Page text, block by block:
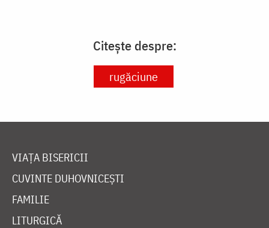
Citește despre:
rugăciune
VIAȚA BISERICII
CUVINTE DUHOVNICEȘTI
FAMILIE
LITURGICĂ